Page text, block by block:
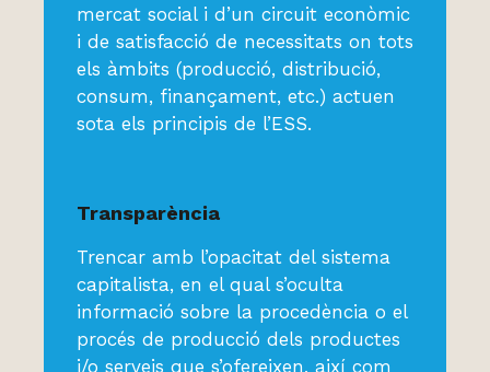
mercat social i d’un circuit econòmic
i de satisfacció de necessitats on tots
els àmbits (producció, distribució,
consum, finançament, etc.) actuen
sota els principis de l’ESS.
Transparència
Trencar amb l’opacitat del sistema
capitalista, en el qual s’oculta
informació sobre la procedència o el
procés de producció dels productes
i/o serveis que s’ofereixen, així com